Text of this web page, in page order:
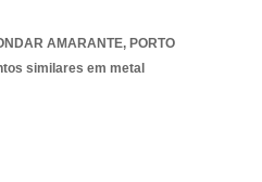
AMARANTE, PORTO
similares em metal